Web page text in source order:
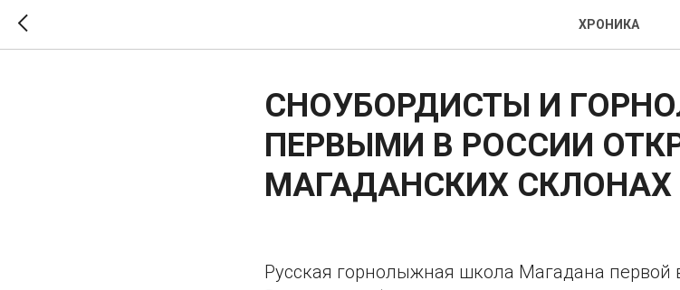
ХРОНИКА
СНОУБОРДИСТЫ И
ПЕРВЫМИ В РОССИИ
МАГАДАНСКИХ СКЛОНАХ
Русская горнолыжная школа Магадана первой